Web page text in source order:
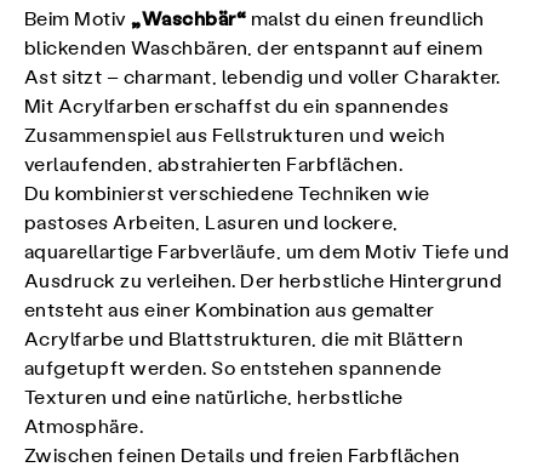
Beim Motiv„Waschbär“ malst du einen freundlich
blickenden Waschbären, der entspannt auf einem
Ast sitzt – charmant, lebendig und voller Charakter.
Mit Acrylfarben erschaffst du ein spannendes
Zusammenspiel aus Fellstrukturen und weich
verlaufenden, abstrahierten Farbflächen.
Du kombinierst verschiedene Techniken wie
pastoses Arbeiten, Lasuren und lockere,
aquarellartige Farbverläufe, um dem Motiv Tiefe und
Ausdruck zu verleihen. Der herbstliche Hintergrund
entsteht aus einer Kombination aus gemalter
Acrylfarbe und Blattstrukturen, die mit Blättern
aufgetupft werden. So entstehen spannende
Texturen und eine natürliche, herbstliche
Atmosphäre.
Zwischen feinen Details und freien Farbflächen